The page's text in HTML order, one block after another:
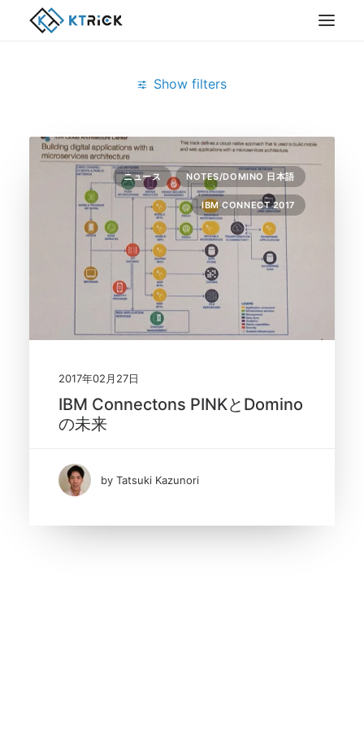
Show filters
ニュース NOTES/DOMINO 日本語
IBM CONNECT 2017
2017年02月27日
IBM Connectons PINKとDomino
の未来
by Tatsuki Kazunori